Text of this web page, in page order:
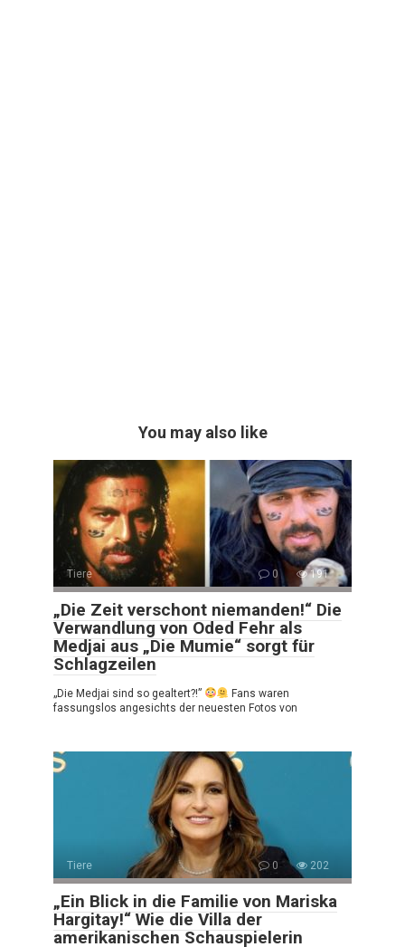
You may also like
Tiere 0 191
„Die Zeit verschont niemanden!“ Die
Verwandlung von Oded Fehr als
Medjai aus „Die Mumie“ sorgt für
Schlagzeilen
„Die Medjai sind so gealtert?!”
Fans waren
fassungslos angesichts der neuesten Fotos von
Tiere 0 202
„Ein Blick in die Familie von Mariska
Hargitay!“ Wie die Villa der
amerikanischen Schauspielerin